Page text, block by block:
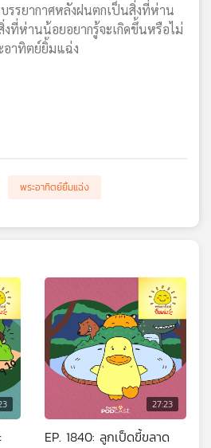
รรยากาศหลังฝนตกเป็นสิ่งที่ห่าน
ที่ห่านน้อยอยากรู้จะเกิดขึ้นหรือไม่
อาทิตย์ยิ้มแฉ่ง
พระอาทิตย์ยิ้มแฉ่ง
27:23
EP. 1840: ลูกเป็ดขี้ขลาด